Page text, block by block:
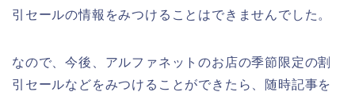
引セールの情報をみつけることはできませんでした。
なので、今後、アルファネットのお店の季節限定の割
引セールなどをみつけることができたら、随時記事を